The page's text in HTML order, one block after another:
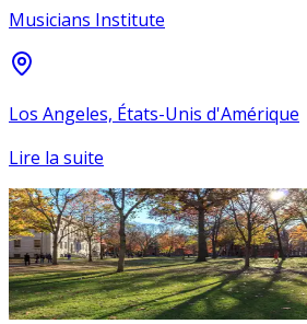
Musicians Institute
Los Angeles, États-Unis d'Amérique
Lire la suite